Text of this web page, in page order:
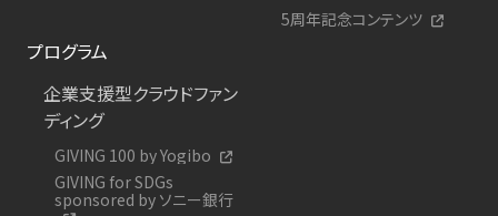
5周年記念コンテンツ
プログラム
企業支援型クラウドファン
ディング
GIVING 100 by Yogibo
GIVING for SDGs
sponsored by ソニー銀行